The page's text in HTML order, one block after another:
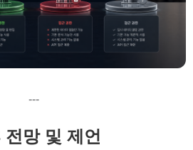
---
전망 및 제언